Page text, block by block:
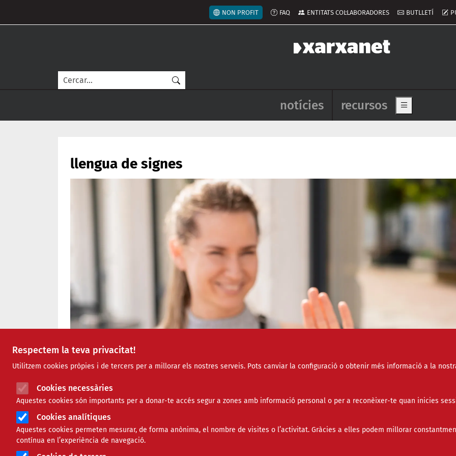
Respectem la teva privacitat!
Utilitzem cookies pròpies i de tercers per a millorar els nostres serveis. Pots canviar la configuració o obtenir més informació a la
Cookies necessàries
Aquestes cookies són importants per a donar-te accés segur a zones amb informació personal o per a reconèixer-te quan inicies
Cookies analítiques
Aquestes cookies permeten mesurar, de forma anònima, el nombre de visites o l’activitat. Gràcies a elles podem millorar
contínua en l’experiència de navegació.
Menú del compte d'usuari
NON PROFIT FAQ ENTITATS COL·LABORADORES BUTLLETÍ
Cerca
Navegació principal de
notícies recursos Show main
llengua de signes